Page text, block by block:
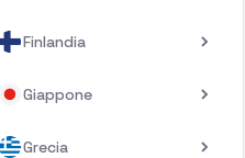
Finlandia
Giappone
Grecia